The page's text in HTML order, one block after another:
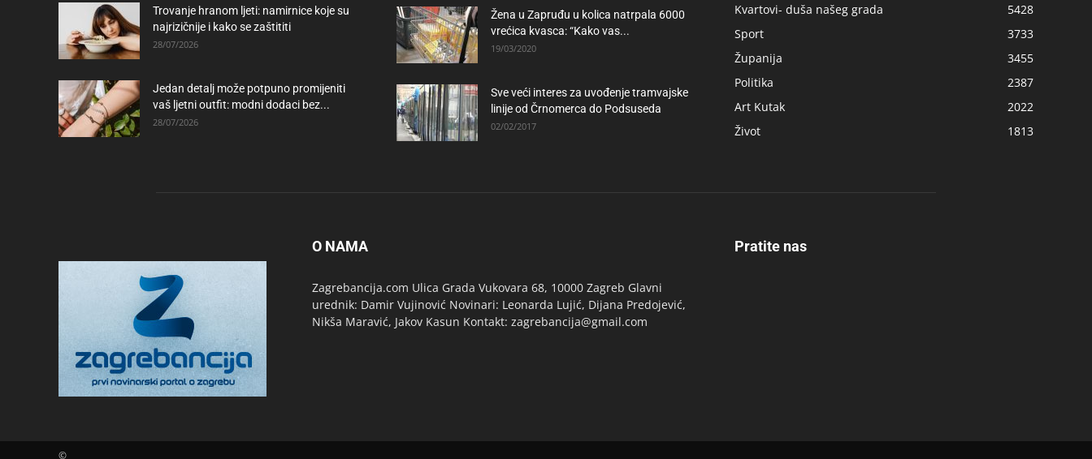
Trovanje hranom ljeti: namirnice koje su
najrizičnije i kako se zaštititi
28/07/2026
Jedan detalj može potpuno promijeniti
vaš ljetni outfit: modni dodaci bez...
28/07/2026
Žena u Zapruđu u kolica natrpala 6000
vrećica kvasca: “Kako vas...
19/03/2020
Sve veći interes za uvođenje tramvajske
linije od Črnomerca do Podsuseda
02/02/2017
Kvartovi- duša našeg grada
5428
Sport
3733
Županija
3455
Politika
2387
Art Kutak
2022
Život
1813
O NAMA
Zagrebancija.com Ulica Grada Vukovara 68, 10000 Zagreb Glavni
urednik: Damir Vujinović Novinari: Leonarda Lujić, Dijana Predojević,
Nikša Maravić, Jakov Kasun Kontakt: zagrebancija@gmail.com
Pratite nas
©